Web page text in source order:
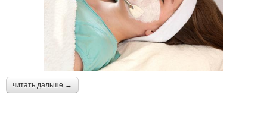
читать дальше →